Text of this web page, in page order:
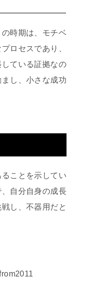
時期は、モチベ
ロセスであり、
ている証拠なの
し、小さな成功
ことを示してい
自分自身の成長
し、不器用だと